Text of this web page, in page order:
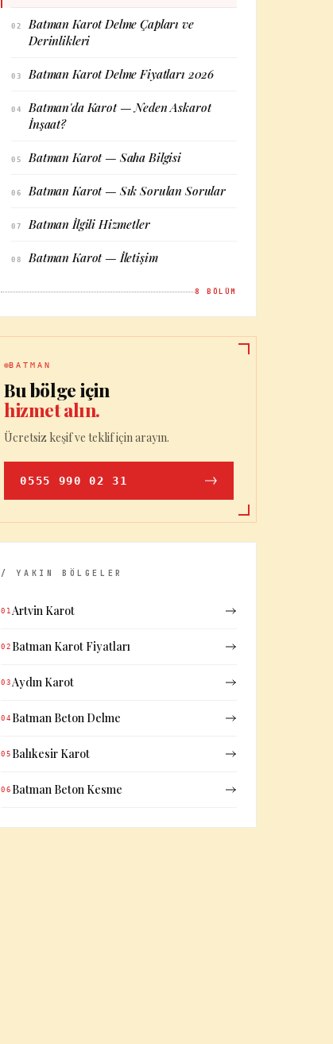
02
Batman Karot Delme Çapları ve
Derinlikleri
03 Batman Karot Delme Fiyatları 2026
04
Batman'da Karot — Neden Askarot
İnşaat?
05 Batman Karot — Saha Bilgisi
06 Batman Karot — Sık Sorulan Sorular
07 Batman İlgili Hizmetler
08 Batman Karot — İletişim
8 BÖLÜM
BATMAN
Bu bölge için
hizmet alın.
Ücretsiz keşif ve teklif için arayın.
0555 990 02 31
/ YAKIN BÖLGELER
01 Artvin Karot
02 Batman Karot Fiyatları
03 Aydın Karot
04 Batman Beton Delme
05 Balıkesir Karot
06 Batman Beton Kesme